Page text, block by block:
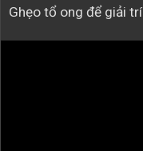
Ghẹo tổ ong để giải trí